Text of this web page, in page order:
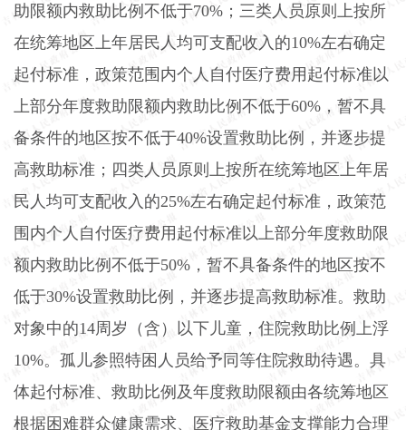
助限额内救助比例不低于70% ；三类人员原则上按所
在统筹地区上年居民人均可支配收入的10%左右确定
起付标准，政策范围内个人自付医疗费用起付标准以
上部分年度救助限额内救助比例不低于60% ，暂不具
备条件的地区按不低于40%设置救助比例，并逐步提
高救助标准；四类人员原则上按所在统筹地区上年居
民人均可支配收入的25%左右确定起付标准，政策范
围内个人自付医疗费用起付标准以上部分年度救助限
额内救助比例不低于50% ，暂不具备条件的地区按不
低于30%设置救助比例，并逐步提高救助标准。救助
对象中的14周岁（含）以下儿童，住院救助比例上浮
10%。孤儿参照特困人员给予同等住院救助待遇。具
体起付标准、救助比例及年度救助限额由各统筹地区
根据困难群众健康需求、医疗救助基金支撑能力合理